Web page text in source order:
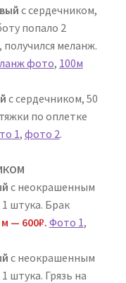
с сердечником,
попало 2
меланж.
фото, 100м
с сердечником, 50
по оплетке
1, фото 2.
с неокрашенным
штука. Брак
— 600₽. Фото 1,
с неокрашенным
штука. Грязь на